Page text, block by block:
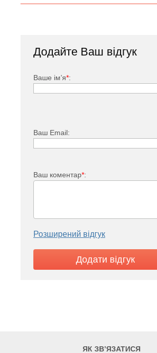
Додайте Ваш відгук
Ваше ім’я*:
Ваш Email:
Ваш коментар*:
Розширений відгук
ЯК ЗВ’ЯЗАТИСЯ